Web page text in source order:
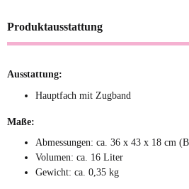
Produktausstattung
Ausstattung:
Hauptfach mit Zugband
Maße:
Abmessungen: ca. 36 x 43 x 18 cm
Volumen: ca. 16 Liter
Gewicht: ca. 0,35 kg